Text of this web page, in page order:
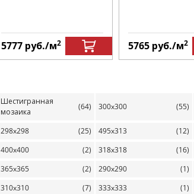
5777 руб./м2 5765 руб./м2
Шестигранная
мозаика
(64) 300x300 (55)
298x298 (25) 495x313 (12)
400x400
(2) 318x318 (16)
365x365
(2) 290x290 (1)
310x310
(7) 333x333 (1)